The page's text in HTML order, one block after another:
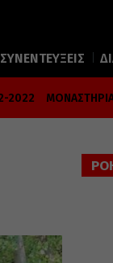
ΣΥΝΕΝΤΕΥΞΕΙΣ
2022